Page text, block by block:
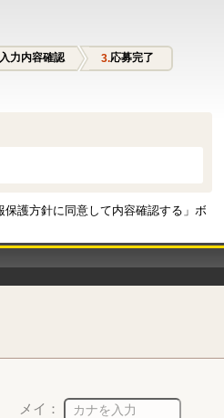
力内容確認 応募完了
護方針に同意して内容確認する」ボ
メイ：